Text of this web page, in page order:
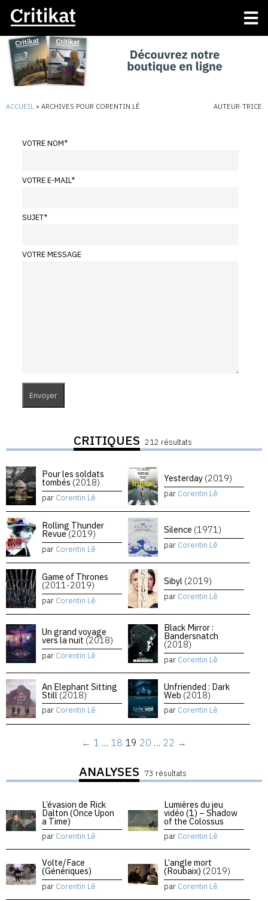
ACCUEIL » ARCHIVES POUR CORENTIN LÊ AUTEUR·TRICE
VOTRE NOM*
VOTRE E-MAIL*
SUJET*
VOTRE MESSAGE
CRITIQUES 212 résultats
Pour les soldats
tombés (2018)
par Corentin Lê
Yesterday (2019)
par Corentin Lê
Rolling Thunder
Revue(2019)
par Corentin Lê
Silence (1971)
par Corentin Lê
Game of Thrones
(2011-2019)
par Corentin Lê
Sibyl (2019)
par Corentin Lê
Un grand voyage
vers la nuit (2018)
par Corentin Lê
Black Mirror :
Bandersnatch
(2018)
par Corentin Lê
An Elephant Sitting
Still (2018)
par Corentin Lê
Unfriended : Dark
Web (2018)
par Corentin Lê
← 1 … 18 19 20 … 22 →
ANALYSES 73 résultats
L’évasion de Rick
Dalton (Once Upon
a Time)
par Corentin Lê
Lumières du jeu
vidéo (1) – Shadow
of the Colossus
par Corentin Lê
Volte/Face
(Génériques)
par Corentin Lê
L’angle mort
(Roubaix) (2019)
par Corentin Lê